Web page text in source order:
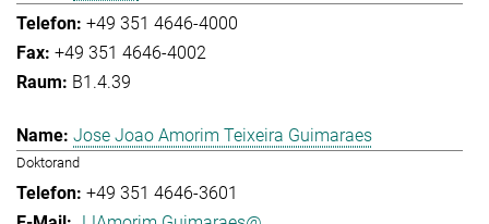
+49 351 4646-4000
+49 351 4646-4002
B1.4.39
Jose Joao Amorim Teixeira Guimaraes
Doktorand
+49 351 4646-3601